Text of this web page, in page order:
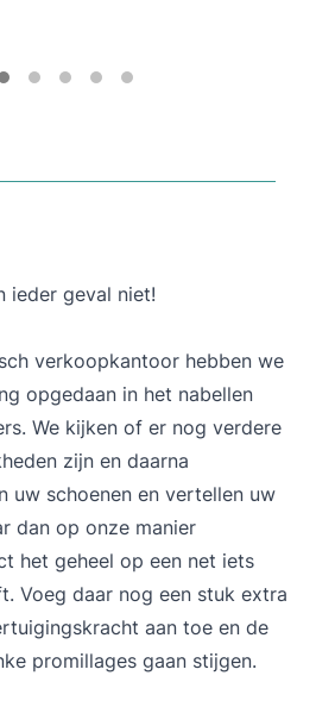
ieder geval niet!
verkoopkantoor hebben we
opgedaan in het nabellen
We kijken of er nog verdere
zijn en daarna
uw schoenen en vertellen uw
dan op onze manier
het geheel op een net iets
Voeg daar nog een stuk extra
aan toe en de
promillages gaan stijgen.